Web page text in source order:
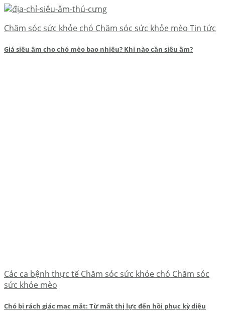
Chăm sóc sức khỏe chó Chăm sóc sức khỏe mèo Tin tức
Giá siêu âm cho chó mèo bao nhiêu? Khi nào cần siêu âm?
Các ca bệnh thực tế Chăm sóc sức khỏe chó Chăm sóc
sức khỏe mèo
Chó bị rách giác mạc mắt: Từ mất thị lực đến hồi phục kỳ diệu